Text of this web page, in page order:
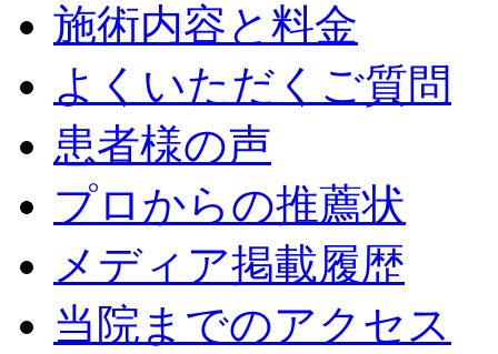
施術内容と料金
よくいただくご質問
患者様の声
プロからの推薦状
メディア掲載履歴
当院までのアクセス